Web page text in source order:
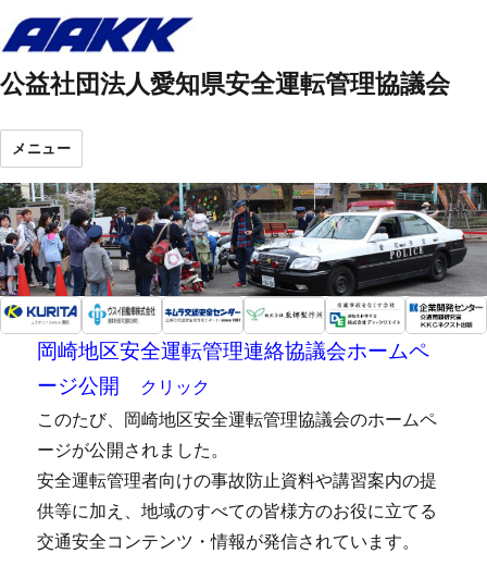
公益社団法人愛知県安全運転管理協議会
メニュー
岡崎地区安全運転管理連絡協議会ホームペ
ージ公開
クリック
このたび、岡崎地区安全運転管理協議会のホームペ
ージが公開されました。
安全運転管理者向けの事故防止資料や講習案内の提
供等に加え、地域のすべての皆様方のお役に立てる
交通安全コンテンツ・情報が発信されています。